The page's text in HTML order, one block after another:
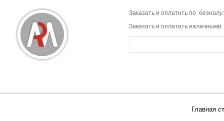
Заказать и оплатить по
Заказать и оплатить наличными
Главная